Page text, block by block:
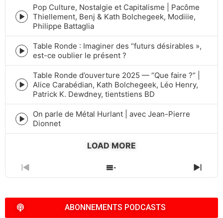
icon
Episode
play
icon
Pop Culture, Nostalgie et Capitalisme | Pacôme
Thiellement, Benj & Kath Bolchegeek, Modiiie,
Philippe Battaglia
Episode
play
icon
Table Ronde : Imaginer des “futurs désirables »,
est-ce oublier le présent ?
Episode
play
icon
Table Ronde d’ouverture 2025 — “Que faire ?” |
Alice Carabédian, Kath Bolchegeek, Léo Henry,
Patrick K. Dewdney, tientstiens BD
Episode
play
On parle de Métal Hurlant | avec Jean-Pierre
Dionnet
LOAD MORE
PREVIOUS
EPISODE
SHOW
EPISODES
NEXT
ABONNEMENTS PODCASTS